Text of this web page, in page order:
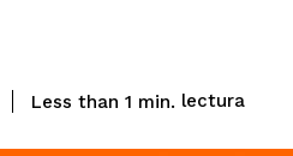
Less than 1 min. lectura